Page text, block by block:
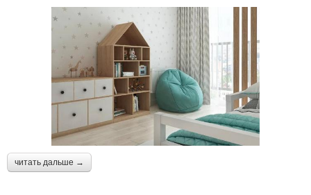
читать дальше →